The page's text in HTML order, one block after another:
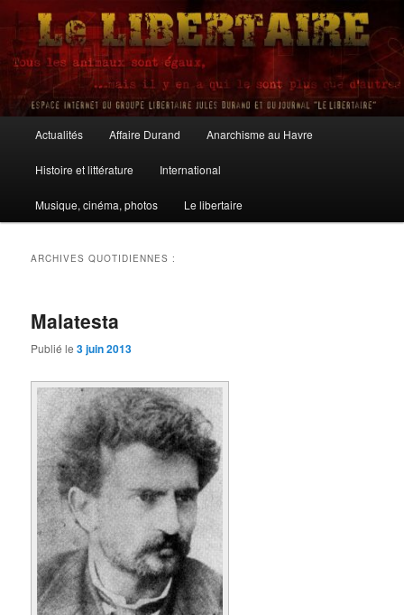
Aller
contenu
principal
Aller
contenu
secondaire
Le Libertaire
principal
Actualités Affaire Durand Anarchisme au Havre
Histoire et littérature International
Musique, cinéma, photos Le libertaire
ARCHIVES QUOTIDIENNES :
Malatesta
Publié le3 juin 2013